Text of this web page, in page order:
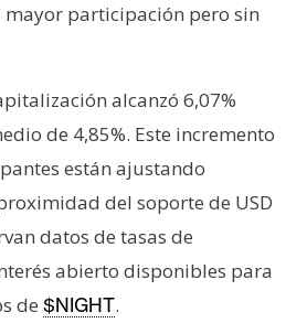
participación pero sin
alcanzó 6,07%
de 4,85%. Este incremento
están ajustando
del soporte de USD
datos de tasas de
abierto disponibles para
de $NIGHT.